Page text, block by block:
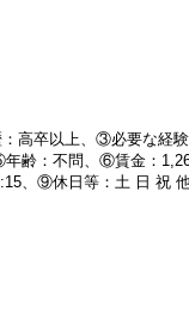
高卒以上、③必要な経
齢：不問、⑥賃金：
、⑨休日等：土 日 祝